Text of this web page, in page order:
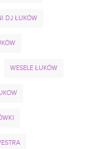
DJ ŁUKÓW
WESELE ŁUKÓW